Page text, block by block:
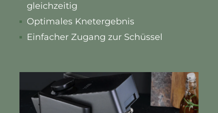
gleichzeitig
Optimales Knetergebnis
Einfacher Zugang zur Schüssel